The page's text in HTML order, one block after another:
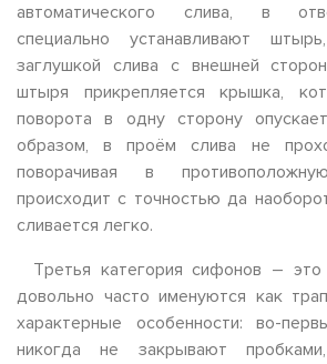
автоматического слива, в
специально устанавливают
заглушкой слива с внешней
штыря прикрепляется крышка,
поворота в одну сторону
образом, в проём слива не
поворачивая в
происходит с точностью да
сливается легко.
Третья категория сифонов –
довольно часто именуются как
характерные особенности: во-
никогда не закрывают